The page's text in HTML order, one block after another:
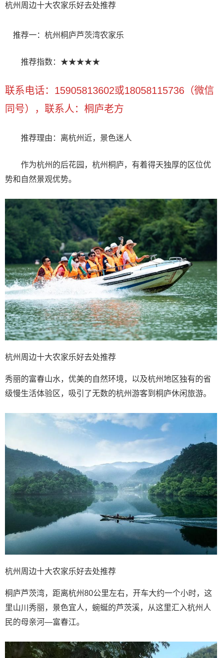
杭州周边十大农家乐好去处推荐
推荐一：杭州桐庐芦茨湾农家乐
推荐指数：★★★★★
联系电话：15905813602或18058115736（微信
同号），联系人：桐庐老方
推荐理由：离杭州近，景色迷人
作为杭州的后花园，杭州桐庐，有着得天独厚的区位优
势和自然景观优势。
杭州周边十大农家乐好去处推荐
秀丽的富春山水，优美的自然环境，以及杭州地区独有的省
级慢生活体验区，吸引了无数的杭州游客到桐庐休闲旅游。
杭州周边十大农家乐好去处推荐
桐庐芦茨湾，距离杭州80公里左右，开车大约一个小时，这
里山川秀丽，景色宜人，蜿蜒的芦茨溪，从这里汇入杭州人
民的母亲河—富春江。